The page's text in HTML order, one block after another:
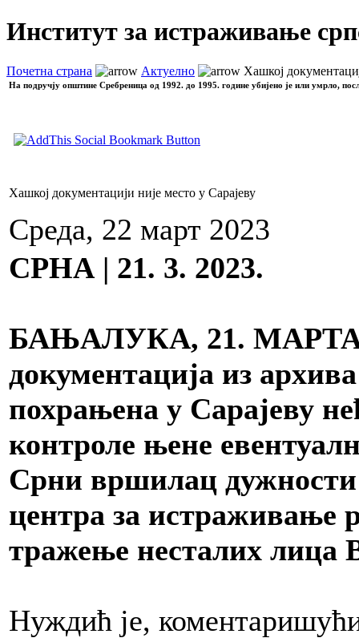
Институт за истраживање
Почетна страна Актуелно Хашкој
На подручју општине Сребреница од 1992. до 1995. године убијено је или умрло,
Хашкој документацији није место у Сарајеву
Среда, 22 март 2023
СРНА | 21. 3. 2023.
БАЊАЛУКА, 21. МАРТА
документација из
похрањена у Сарајеву
контроле њене
Срни вршилац дужности
центра за истраживање
тражење несталих лица
Нуждић је,